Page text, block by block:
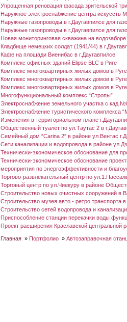
Упрощенная реновация фасада зрительской
Наружное электроснабжение центра искусств
Наружные газопроводы в г.Даугавпилсе для
Наружные газопроводы в г.Даугавпилсе для
Новая мониторинговая скважина на
Кладбище немецких солдат (1941/44) в
Кафе на площади Виенибас в г.Даугавпилсе
Комплекс офисных зданий Elipse BLC в Риге
Комплекс многоквартирных жилых домов в
Комплекс многоквартирных жилых домов в
Комплекс многоквартирных жилых домов в
Многофункциональный комплекс “Стропы”
Электроснабжение земельного участка с
Электроснабжение туристического комплекса
Изменения в территориальном плане
Общественный туалет по ул.Таутас 2 в
Семейный дом “Carina 2″ в районе ул.Вентас
Сети канализации и водопровода в районе
Технически-экономическое обоснование для
Технически-экономическое обоснование
мероприятия по энергоэффективности и
Торгово-развлекательный центр по
Торговый центр по ул.Чиекуру в районе
Строительство новых очистных сооружений в
Строительство музея авто - ретро транспорта
Строительство сетей водопровода и
Приспособление станции перекачки воды
Проект расширения Краславской центральной
Главная » Портфолио » Автозаправочная